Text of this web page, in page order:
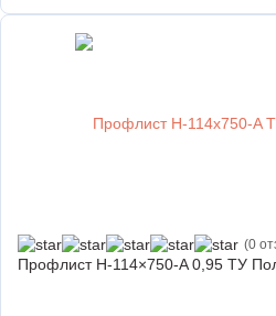
(0
Профлист Н-114×750-A 0,95 ТУ